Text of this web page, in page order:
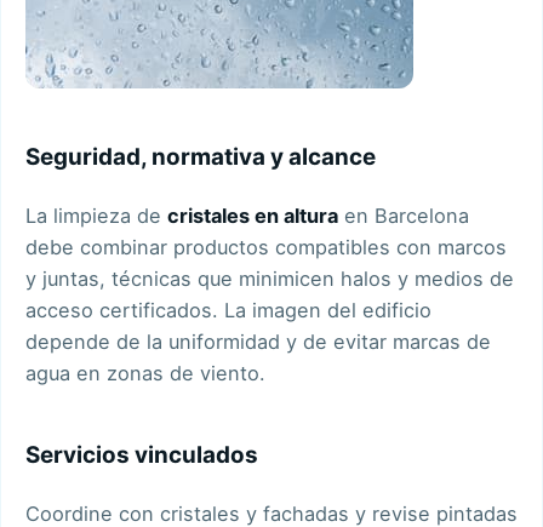
Seguridad, normativa y alcance
La limpieza de cristales en altura en Barcelona
debe combinar productos compatibles con marcos
y juntas, técnicas que minimicen halos y medios de
acceso certificados. La imagen del edificio
depende de la uniformidad y de evitar marcas de
agua en zonas de viento.
Servicios vinculados
Coordine con cristales y fachadas y revise pintadas